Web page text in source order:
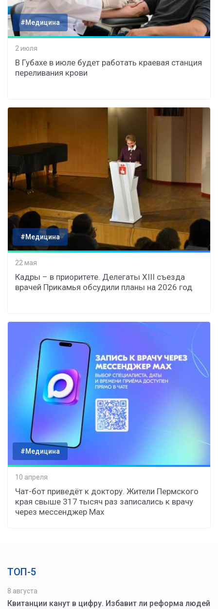
#Медицина
2 июля
В Губахе в июле будет работать краевая станция
переливания крови
#Медицина
22 мая
Кадры – в приоритете. Делегаты XIII съезда
врачей Прикамья обсудили планы на 2026 год
#Медицина
10 апреля
Чат-бот приведёт к доктору. Жители Пермского
края свыше 317 тысяч раз записались к врачу
через мессенджер Мax
ТОП-5
8 августа
Квитанции канут в цифру. Избавит ли реформа людей